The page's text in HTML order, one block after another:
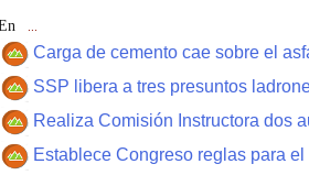
Carga de cemento cae sobre el
SSP libera a tres presuntos
Realiza Comisión Instructora dos
Establece Congreso reglas para